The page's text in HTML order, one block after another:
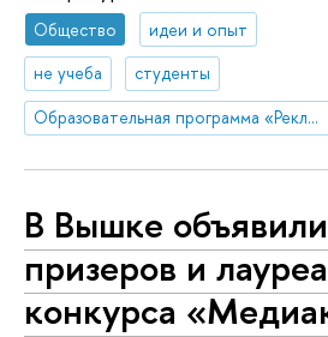
Общество
идеи и опыт
не учеба
студенты
Образовательная программа «Реклама и связи с общественностью»
В Вышке объявили
призеров и
конкурса